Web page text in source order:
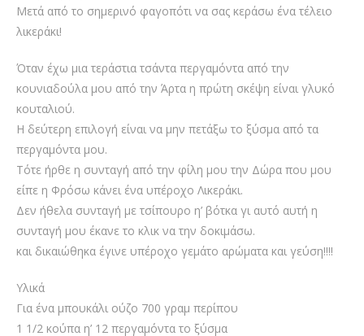
Μετά από το σημερινό φαγοπότι να σας κεράσω ένα τέλειο
λικεράκι!
Όταν έχω μια τεράστια τσάντα περγαμόντα από την
κουνιαδούλα μου από την Άρτα η πρώτη σκέψη είναι γλυκό
κουταλιού.
Η δεύτερη επιλογή είναι να μην πετάξω το ξύσμα από τα
περγαμόντα μου.
Τότε ήρθε η συνταγή από την φίλη μου την Δώρα που μου
είπε η Φρόσω κάνει ένα υπέροχο Λικεράκι.
Δεν ήθελα συνταγή με τσίπουρο η’ βότκα γι αυτό αυτή η
συνταγή μου έκανε το κλικ να την δοκιμάσω.
και δικαιώθηκα έγινε υπέροχο γεμάτο αρώματα και γεύση!!!!
Υλικά
Για ένα μπουκάλι ούζο 700 γραμ περίπου
1 1/2 κούπα η’ 12 περγαμόντα το ξύσμα